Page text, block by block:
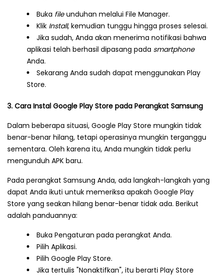
Buka fileunduhan melalui File Manager.
Klik Install, kemudian tunggu hingga proses selesai.
Jika sudah, Anda akan menerima notifikasi bahwa
aplikasi telah berhasil dipasang pada smartphone
Anda.
Sekarang Anda sudah dapat menggunakan Play
Store.
3. Cara Instal Google Play Store pada Perangkat Samsung
Dalam beberapa situasi, Google Play Store mungkin tidak
benar-benar hilang, tetapi operasinya mungkin terganggu
sementara. Oleh karena itu, Anda mungkin tidak perlu
mengunduh APK baru.
Pada perangkat Samsung Anda, ada langkah-langkah yang
dapat Anda ikuti untuk memeriksa apakah Google Play
Store yang seakan hilang benar-benar tidak ada. Berikut
adalah panduannya:
Buka Pengaturan pada perangkat Anda.
Pilih Aplikasi.
Pilih Google Play Store.
Jika tertulis "Nonaktifkan", itu berarti Play Store